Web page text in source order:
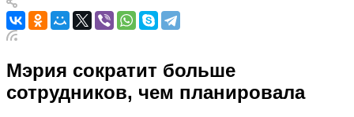
Мэрия сократит больше
сотрудников, чем планировала